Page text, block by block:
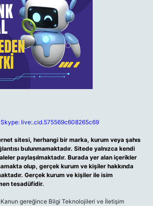
Skype: live:.cid.575569c608265c69
sitesi, herhangi bir marka, kurum veya şahıs
bulunmamaktadır. Sitede yalnızca kendi
paylaşılmaktadır. Burada yer alan içerikler
olup, gerçek kurum ve kişiler hakkında
Gerçek kurum ve kişiler ile isim
tesadüfidir.
Kanun gereğince Bilgi Teknolojileri ve İletişim